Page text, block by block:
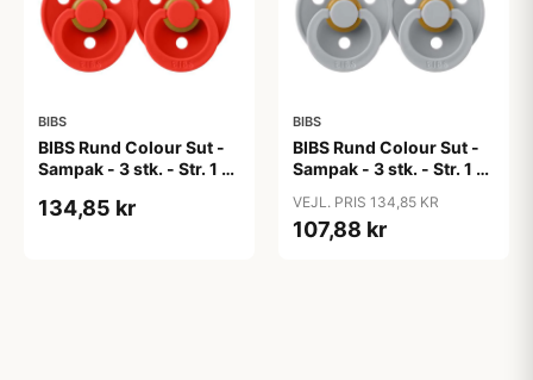
BIBS
BIBS Rund Colour Sut -
Sampak - 3 stk. - Str. 1 -
134,85 kr
BIBS
BIBS Rund Colour Sut -
Sampak - 3 stk. - Str. 1 -
VEJL. PRIS 134,85 KR
107,88 kr